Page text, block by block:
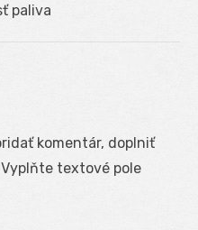
paliva
komentár, doplniť
textové pole